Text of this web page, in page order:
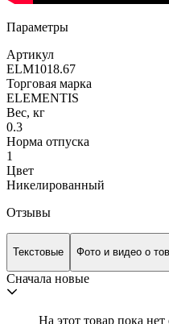
Параметры
Артикул
ELM1018.67
Торговая марка
ELEMENTIS
Вес, кг
0.3
Норма отпуска
1
Цвет
Никелированный
Отзывы
Текстовые Фото и видео о
Сначала новые
На этот товар пока